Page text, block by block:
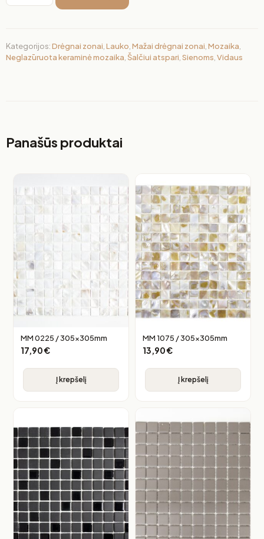
Kategorijos:Drėgnai zonai,Lauko,Mažai drėgnai zonai,Mozaika,
Neglazūruota keraminė mozaika, Šalčiui atspari,Sienoms,Vidaus
Panašūs produktai
MM 0225 / 305x305mm
17,90€
Į krepšelį
MM 1075 / 305x305mm
13,90€
Į krepšelį